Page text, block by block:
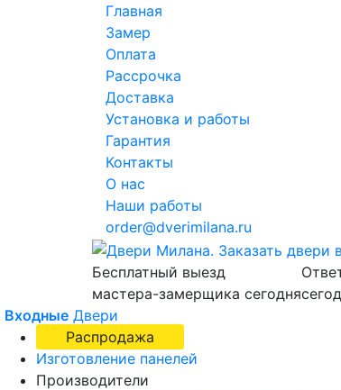
Главная
Замер
Оплата
Рассрочка
Доставка
Установка и работы
Гарантия
Контакты
О нас
Наши работы
order@dverimilana.ru
Бесплатный выезд
мастера-замерщика сегодня
Входные Двери
Распродажа
Изготовление панелей
Производители